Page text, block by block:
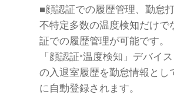
■顔認証での履歴管理、勤怠
不特定多数の温度検知だけで
証での履歴管理が可能です。
「顔認証×温度検知」デバイス
の入退室履歴を勤怠情報とし
に自動登録されます。